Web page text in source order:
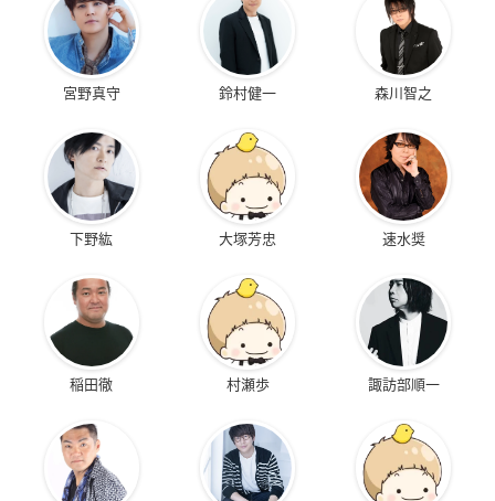
宮野真守 鈴村健一 森川智之
下野紘 大塚芳忠 速水奨
稲田徹 村瀬歩 諏訪部順一